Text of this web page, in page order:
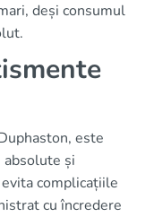
deși consumul
este
și
complicațiile
cu încredere